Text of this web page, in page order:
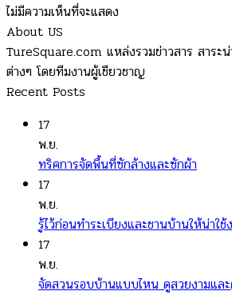
ไม่มีความเห็นที่จะแสดง
About US
TureSquare.com แหล่งรวมข่าวสาร สาระ
ต่างๆ โดยทีมงานผู้เชียวชาญ
Recent Posts
17
พ.ย.
ทริคการจัดพื้นที่ซักล้างและซักผ้า
17
พ.ย.
รู้ไว้ก่อนทำระเบียงและชานบ้านให้น่าใช้
17
พ.ย.
จัดสวนรอบบ้านแบบไหน ดูสวยงามแล